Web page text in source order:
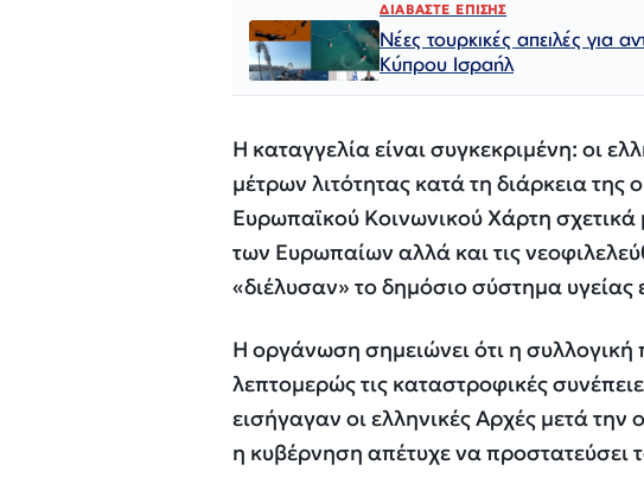
ΔΙΑΒΑΣΤΕ ΕΠΙΣΗΣ
Νέες τουρκικές απειλές για
Κύπρου Ισραήλ
Η καταγγελία είναι συγκεκριμένη: οι
μέτρων λιτότητας κατά τη διάρκεια της
Ευρωπαϊκού Κοινωνικού Χάρτη σχετικά
των Ευρωπαίων αλλά και τις
«διέλυσαν» το δημόσιο σύστημα
Η οργάνωση σημειώνει ότι η
λεπτομερώς τις καταστροφικές
εισήγαγαν οι ελληνικές Αρχές μετά
η κυβέρνηση απέτυχε να